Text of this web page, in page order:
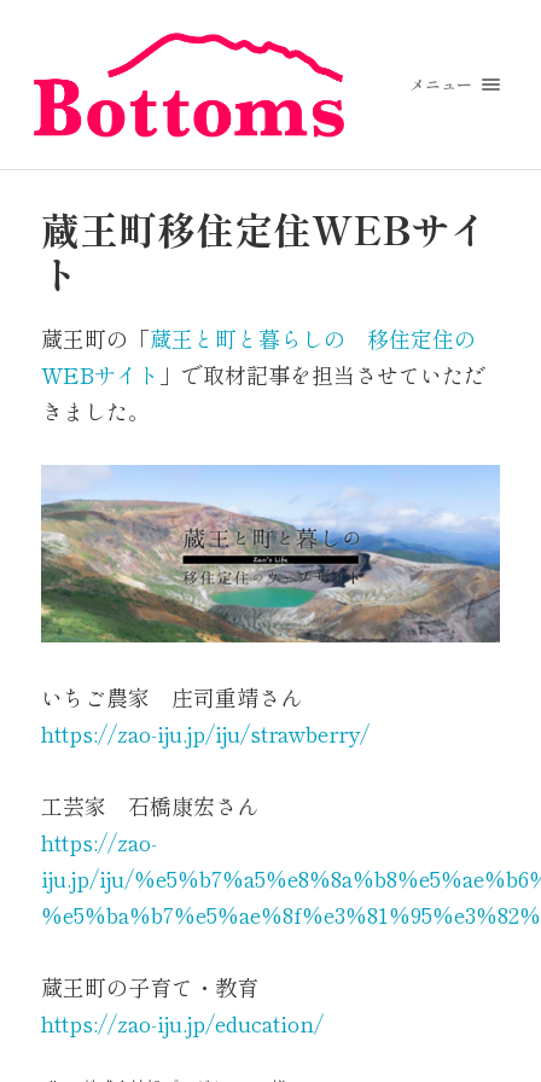
メニュー
蔵王町移住定住WEBサイ
ト
蔵王町の「蔵王と町と暮らしの 移住定住の
WEBサイト 」で取材記事を担当させていただ
きました。
いちご農家 庄司重靖さん
https://zao-iju.jp/iju/strawberry/
工芸家 石橋康宏さん
https://zao-
iju.jp/iju/
蔵王町の子育て・教育
https://zao-iju.jp/education/